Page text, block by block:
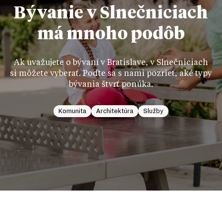
Bývanie v Slnečniciach
má mnoho podôb
Ak uvažujete o bývaní v Bratislave, v Slnečniciach
si môžete vyberať. Poďte sa s nami pozrieť, aké typy
bývania štvrť ponúka.
Komunita Architektúra Služby